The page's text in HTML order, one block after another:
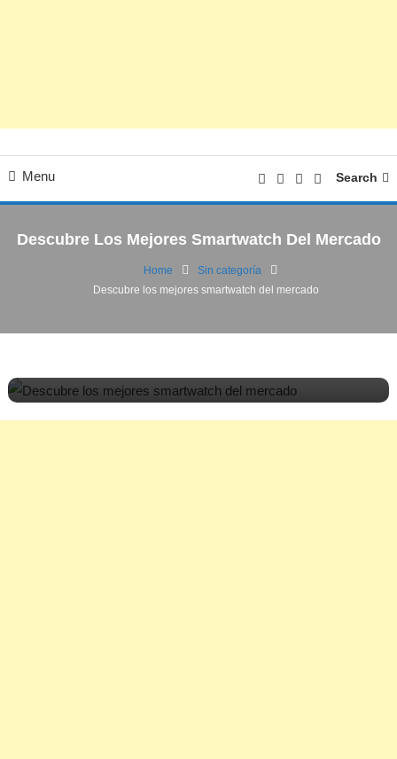
Menu Search
Descubre Los Mejores Smartwatch Del Mercado
Home
Sin categoría
Descubre los mejores smartwatch del mercado